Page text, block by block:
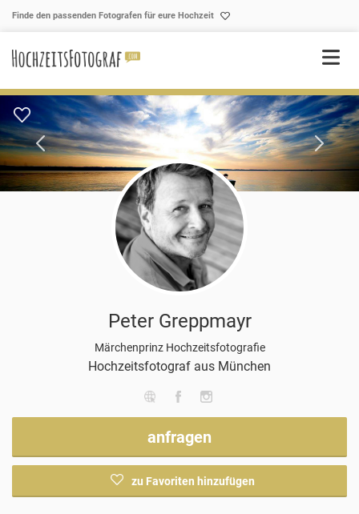
Finde den passenden Fotografen für eure Hochzeit
Peter Greppmayr
Märchenprinz Hochzeitsfotografie
Hochzeitsfotograf aus München
anfragen
zu Favoriten hinzufügen